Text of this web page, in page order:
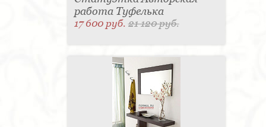
работа Туфелька
17 600 руб.21 120 руб.